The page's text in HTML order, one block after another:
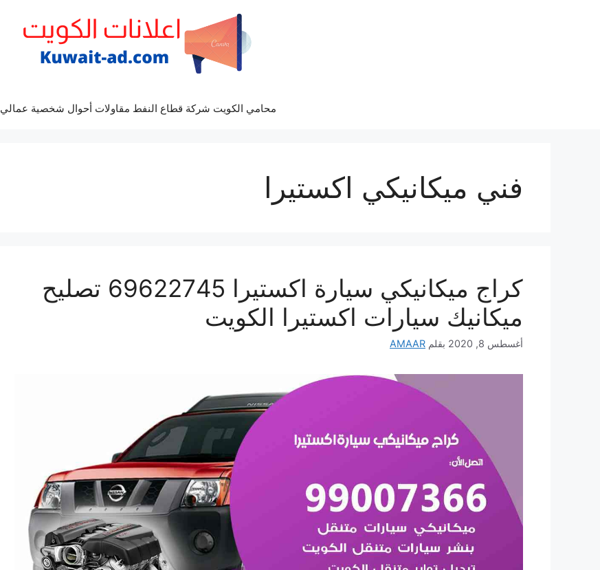
محامي الكويت شركة قطاع النفط مقاولات أحوال شخصية عمالي
فني ميكانيكي اكستيرا
كراج ميكانيكي سيارة اكستيرا 69622745 تصليح
ميكانيك سيارات اكستيرا الكويت
أغسطس 8, 2020 بقلم AMAAR